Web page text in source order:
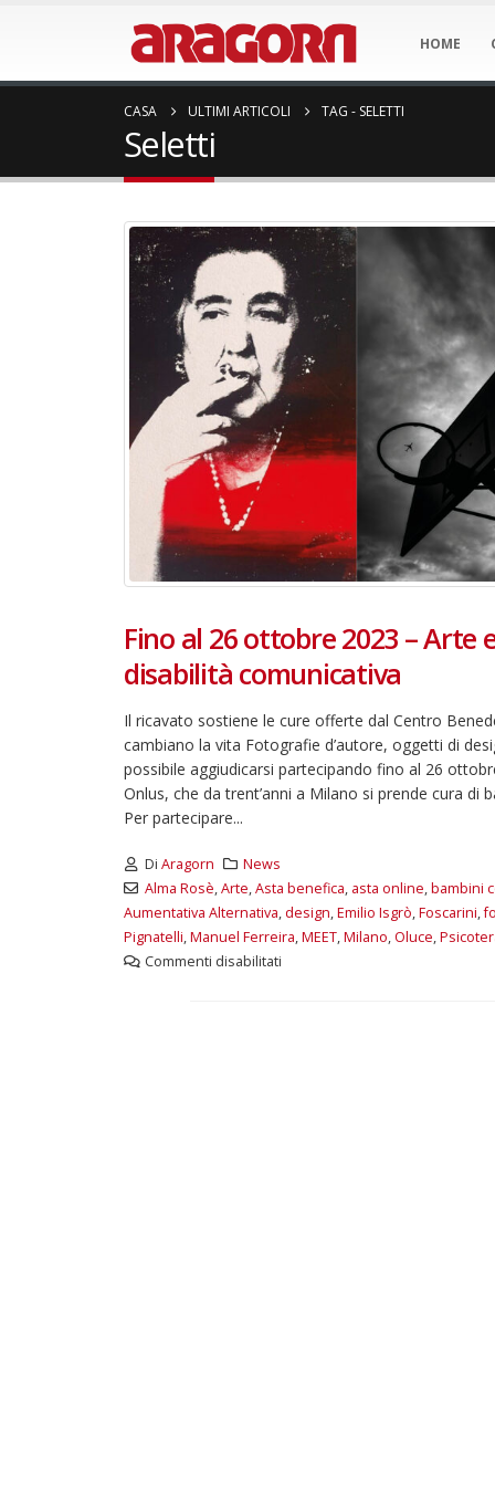
HOME
CASA ULTIMI ARTICOLI TAG - SELETTI
Seletti
Fino al 26 ottobre 2023 – Arte
disabilità comunicativa
Il ricavato sostiene le cure offerte dal Centro
cambiano la vita Fotografie d’autore, oggetti di
possibile aggiudicarsi partecipando fino al 26
Onlus, che da trent’anni a Milano si prende cura
Per partecipare...
Di Aragorn
News
Alma Rosè,Arte,Asta benefica, asta online,bambini
Aumentativa Alternativa,design,Emilio Isgrò,Foscarini,
Pignatelli,Manuel Ferreira,MEET,Milano,Oluce,
Commenti disabilitati